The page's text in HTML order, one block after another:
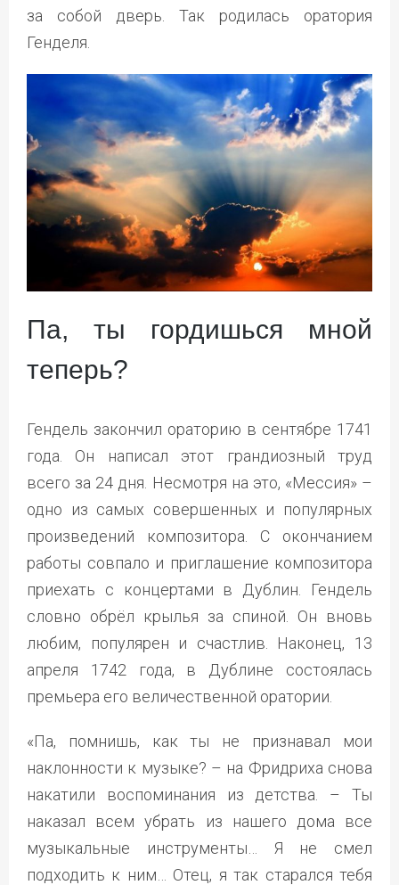
за собой дверь. Так родилась оратория
Генделя.
Па, ты гордишься мной
теперь?
Гендель закончил ораторию в сентябре 1741
года. Он написал этот грандиозный труд
всего за 24 дня. Несмотря на это, «Мессия» –
одно из самых совершенных и популярных
произведений композитора. С окончанием
работы совпало и приглашение композитора
приехать с концертами в Дублин. Гендель
словно обрёл крылья за спиной. Он вновь
любим, популярен и счастлив. Наконец, 13
апреля 1742 года, в Дублине состоялась
премьера его величественной оратории.
«Па, помнишь, как ты не признавал мои
наклонности к музыке? – на Фридриха снова
накатили воспоминания из детства. – Ты
наказал всем убрать из нашего дома все
музыкальные инструменты… Я не смел
подходить к ним… Отец, я так старался тебя